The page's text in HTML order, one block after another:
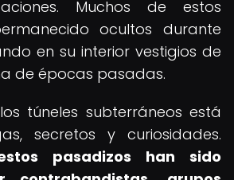
Muchos de estos
ocultos durante
en su interior vestigios de
de épocas pasadas.
túneles subterráneos está
secretos y curiosidades.
pasadizos han sido